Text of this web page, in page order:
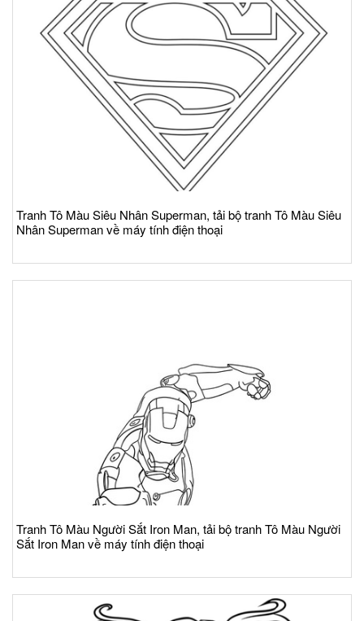
Tranh Tô Màu Siêu Nhân Superman, tải bộ tranh Tô Màu Siêu
Nhân Superman về máy tính điện thoại
Tranh Tô Màu Người Sắt Iron Man, tải bộ tranh Tô Màu Người
Sắt Iron Man về máy tính điện thoại